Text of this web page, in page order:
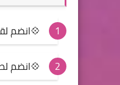
💠انضم
💠انضم